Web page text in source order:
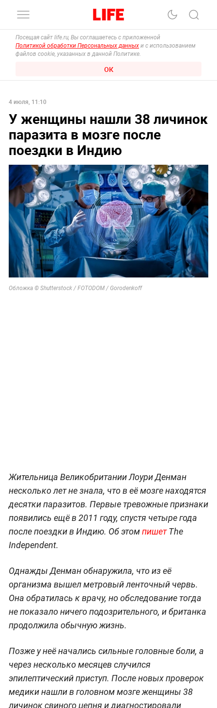
Посещая сайт life.ru, Вы соглашаетесь с приложенной
Политикой обработки Персональных данных и с использованием
файлов cookie, указанных в данной Политике.
ОК
4 июля, 11:10
У женщины нашли 38 личинок
паразита в мозге после
поездки в Индию
Обложка © Shutterstock / FOTODOM / Gorodenkoff
Жительница Великобритании Лоури Денман
несколько лет не знала, что в её мозге находятся
десятки паразитов. Первые тревожные признаки
появились ещё в 2011 году, спустя четыре года
после поездки в Индию. Об этомпишетThe
Independent.
Однажды Денман обнаружила, что из её
организма вышел метровый ленточный червь.
Она обратилась к врачу, но обследование тогда
не показало ничего подозрительного, и британка
продолжила обычную жизнь.
Позже у неё начались сильные головные боли, а
через несколько месяцев случился
эпилептический приступ. После новых проверок
медики нашли в головном мозге женщины 38
личинок свиного цепня и диагностировали